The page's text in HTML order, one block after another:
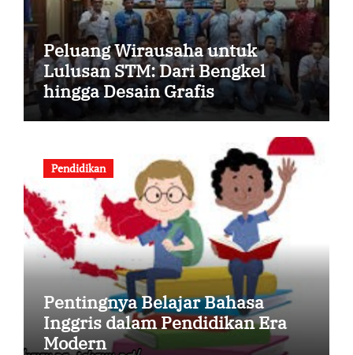
Peluang Wirausaha untuk
Lulusan STM: Dari Bengkel
hingga Desain Grafis
Pendidikan
Pentingnya Belajar Bahasa
Inggris dalam Pendidikan Era
Modern